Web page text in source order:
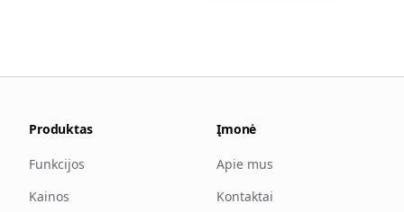
Produktas
Funkcijos
Kainos
Įmonė
Apie mus
Kontaktai